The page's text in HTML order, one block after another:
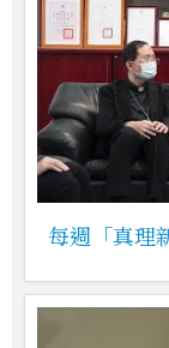
每週「真理